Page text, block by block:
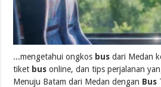
...mengetahui ongkos bus dari Medan
tiket bus online, dan tips perjalanan
Menuju Batam dari Medan dengan Bus